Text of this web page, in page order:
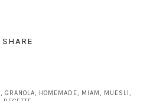
SHARE
, GRANOLA, HOMEMADE, MIAM, MUESLI,